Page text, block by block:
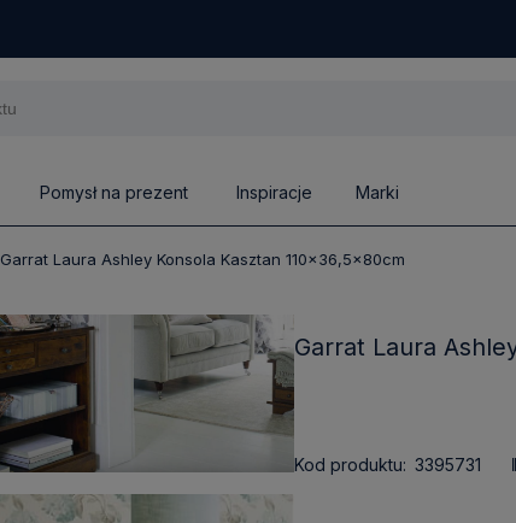
Pomysł na prezent Inspiracje Marki
Garrat Laura Ashley Konsola Kasztan 110x36,5x80cm
Garrat Laura
Kod produktu: 3395731